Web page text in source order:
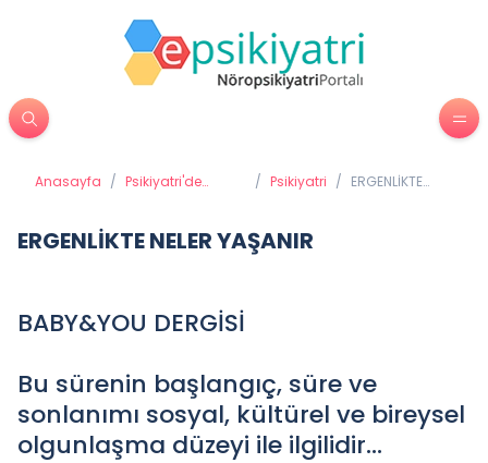
Anasayfa / Psikiyatri'de
/ Psikiyatri / ERGENLİKTE
ERGENLİKTE NELER YAŞANIR
BABY&YOU DERGİSİ
Bu sürenin başlangıç, süre ve
sonlanımı sosyal, kültürel ve bireysel
olgunlaşma düzeyi ile ilgilidir...